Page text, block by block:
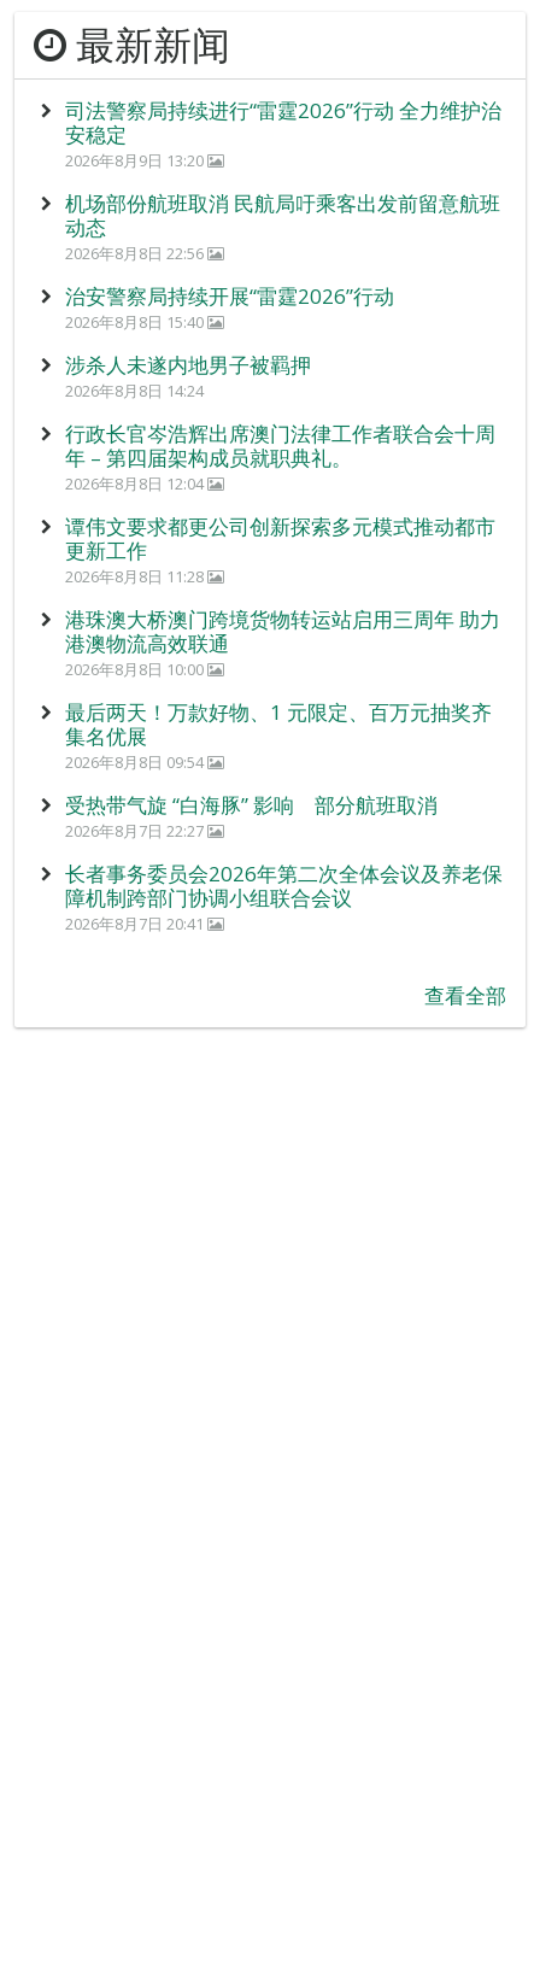
最新新闻
司法警察局持续进行“雷霆2026”行动 全力维护治
安稳定
2026年8月9日 13:20
机场部份航班取消 民航局吁乘客出发前留意航班
动态
2026年8月8日 22:56
治安警察局持续开展“雷霆2026”行动
2026年8月8日 15:40
涉杀人未遂内地男子被羁押
2026年8月8日 14:24
行政长官岑浩辉出席澳门法律工作者联合会十周
年 – 第四届架构成员就职典礼。
2026年8月8日 12:04
谭伟文要求都更公司创新探索多元模式推动都市
更新工作
2026年8月8日 11:28
港珠澳大桥澳门跨境货物转运站启用三周年 助力
港澳物流高效联通
2026年8月8日 10:00
最后两天！万款好物、1 元限定、百万元抽奖齐
集名优展
2026年8月8日 09:54
受热带气旋 “白海豚” 影响 部分航班取消
2026年8月7日 22:27
长者事务委员会2026年第二次全体会议及养老保
障机制跨部门协调小组联合会议
2026年8月7日 20:41
查看全部